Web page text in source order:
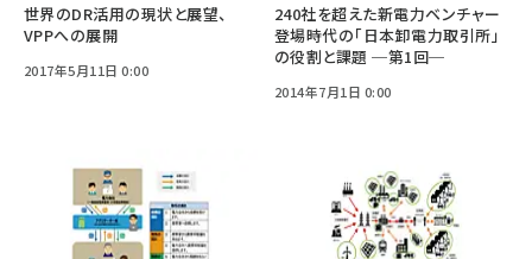
世界のDR活用の現状と展望、
VPPへの展開
2017年5月11日 0:00
240社を超えた新電力ベンチャー
登場時代の「日本卸電力取引所」
の役割と課題 ─第1回─
2014年7月1日 0:00